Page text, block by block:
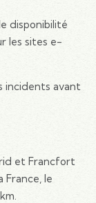
disponibilité
les sites e-
incidents avant
et Francfort
France, le